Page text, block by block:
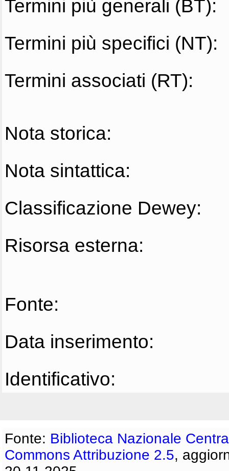
Termini più generali (BT):
Termini più specifici (NT):
Termini associati (RT):
Nota storica:
Nota sintattica:
Classificazione Dewey:
Risorsa esterna:
Fonte:
Data inserimento:
Identificativo:
Fonte: Biblioteca Nazionale
Commons Attribuzione 2.5,